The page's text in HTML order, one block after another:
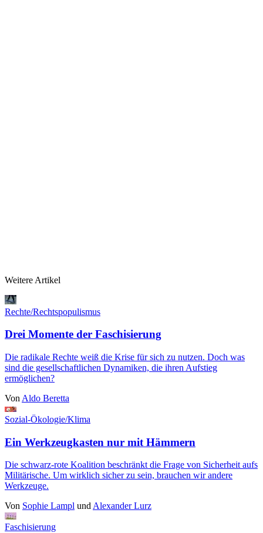
Weitere Artikel
Rechte/Rechtspopulismus
Drei Momente der Faschisierung
Die radikale Rechte weiß die Krise für sich zu nutzen. Doch was
sind die gesellschaftlichen Dynamiken, die ihren Aufstieg
ermöglichen?
Von Aldo Beretta
Sozial-Ökologie/Klima
Ein Werkzeugkasten nur mit Hämmern
Die schwarz-rote Koalition beschränkt die Frage von Sicherheit aufs
Militärische. Um wirklich sicher zu sein, brauchen wir andere
Werkzeuge.
Von Sophie Lampl undAlexander Lurz
Faschisierung